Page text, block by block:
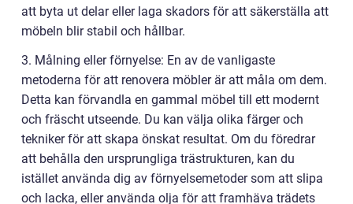
att byta ut delar eller laga skadors för att säkerställa att
möbeln blir stabil och hållbar.
3. Målning eller förnyelse: En av de vanligaste
metoderna för att renovera möbler är att måla om dem.
Detta kan förvandla en gammal möbel till ett modernt
och fräscht utseende. Du kan välja olika färger och
tekniker för att skapa önskat resultat. Om du föredrar
att behålla den ursprungliga trästrukturen, kan du
istället använda dig av förnyelsemetoder som att slipa
och lacka, eller använda olja för att framhäva trädets